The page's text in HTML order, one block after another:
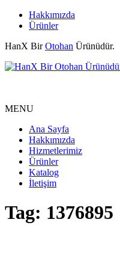
Hakkımızda
Ürünler
HanX BirOtohan Ürünüdür.
MENU
Ana Sayfa
Hakkımızda
Hizmetlerimiz
Ürünler
Katalog
İletişim
Tag: 1376895